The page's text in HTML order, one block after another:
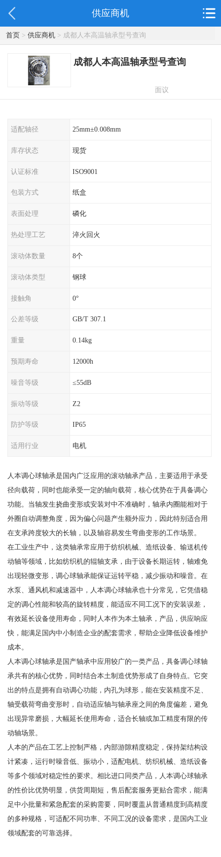
供应商机
首页> 供应商机> 成都人本高温轴承型号查询
成都人本高温轴承型号查询
面议
适配轴径 25mm±0.008mm
库存状态 现货
认证标准 ISO9001
包装方式 纸盒
表面处理 磷化
热处理工艺 淬火回火
滚动体数量 8个
滚动体类型 钢球
接触角 0°
公差等级 GB/T 307.1
重量 0.14kg
预期寿命 12000h
噪音等级 ≤55dB
振动等级 Z2
防护等级 IP65
适用行业 电机
人本调心球轴承是国内广泛应用的滚动轴承产品，主要适用于承受
径向载荷，同时也能承受一定的轴向载荷，核心优势在于具备调心
功能。当轴发生挠曲变形或安装对中不准确时，轴承内圈能相对于
外圈自动调整角度，因为偏心问题产生额外应力，因此特别适合用
在支承跨度较大的长轴，以及轴容易发生弯曲变形的工作场景。
在工业生产中，这类轴承常应用于纺织机械、造纸设备、输送机传
动轴等领域，比如纺织机的辊轴支承，由于设备长期运转，轴难免
出现轻微变形，调心球轴承能保证运转平稳，减少振动和噪音。在
水泵、通风机和减速器中，人本调心球轴承也十分常见，它凭借稳
定的调心性能和较高的旋转精度，能适应不同工况下的安装误差，
有效延长设备使用寿命，同时人本作为本土轴承，产品，供应响应
快，能满足国内中小制造企业的配套需求，帮助企业降低设备维护
成本。
人本调心球轴承是国产轴承中应用较广的一类产品，具备调心球轴
承共有的核心优势，同时结合本土制造优势形成了自身特点。它突
出的特点是拥有自动调心功能，内孔为球形，能在安装精度不足、
轴受载荷弯曲变形时，自动适应轴与轴承座之间的角度偏差，避免
出现异常磨损，大幅延长使用寿命，适合长轴或加工精度有限的传
动轴场景。
人本的产品在工艺上控制严格，内部游隙精度稳定，保持架结构设
计紧凑，运行时噪音低、振动小，适配电机、纺织机械、造纸设备
等多个领域对稳定性的要求。相比进口同类产品，人本调心球轴承
的性价比优势明显，供货周期短，售后配套服务更贴合需求，能满
足中小批量和紧急配套的采购需要，同时覆盖从普通精度到高精度
的多种规格，可适配不同功率、不同工况的设备需求，是国内工业
领域配套的可靠选择。